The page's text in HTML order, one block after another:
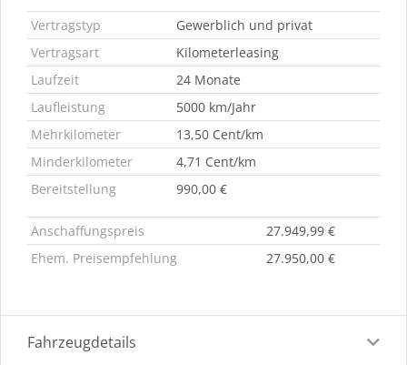
Vertragstyp
Gewerblich und privat
Vertragsart
Kilometerleasing
Laufzeit
24 Monate
Laufleistung
5000 km/Jahr
Mehrkilometer
13,50 Cent/km
Minderkilometer
4,71 Cent/km
Bereitstellung
990,00 €
Anschaffungspreis
27.949,99 €
Ehem. Preisempfehlung
27.950,00 €
Fahrzeugdetails